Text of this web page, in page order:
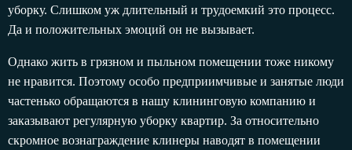
уборку. Слишком уж длительный и трудоемкий это процесс.
Да и положительных эмоций он не вызывает.
Однако жить в грязном и пыльном помещении тоже никому
не нравится. Поэтому особо предприимчивые и занятые люди
частенько обращаются в нашу клининговую компанию и
заказывают регулярную уборку квартир. За относительно
скромное вознаграждение клинеры наводят в помещении